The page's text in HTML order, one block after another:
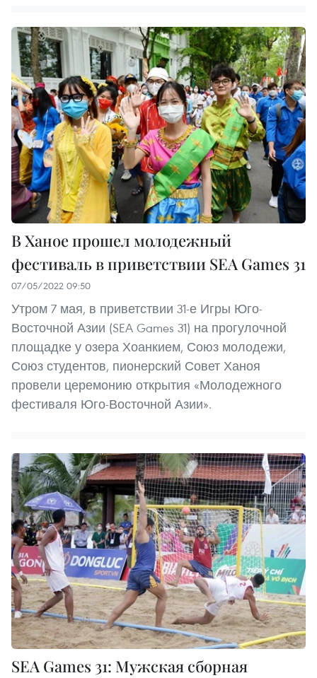
В Ханое прошел молодежный
фестиваль в приветствии SEA Games 31
07/05/2022 09:50
Утром 7 мая, в приветствии 31-е Игры Юго-
Восточной Азии (SEA Games 31) на прогулочной
площадке у озера Хоанкием, Союз молодежи,
Союз студентов, пионерский Совет Ханоя
провели церемонию открытия «Молодежного
фестиваля Юго-Восточной Азии».
SEA Games 31: Мужская сборная